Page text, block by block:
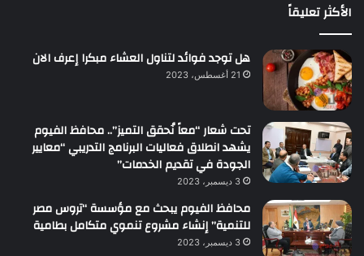
الأكثر تعليقاً
هل توجد فوائد لتناول العشاء مبكرا إعرف الان
21 أغسطس، 2023
تحت شعار “معاً نُحقق التميز”.. محافظ الفيوم
يشهد انطلاق فعاليات البرنامج التدريبي “معايير
الجودة في تقديم الخدمات”
3 ديسمبر، 2023
محافظ الفيوم يبحث مع مؤسسة “تروس مصر
للتنمية” إنشاء مشروع تنموي متكامل بطامية
3 ديسمبر، 2023